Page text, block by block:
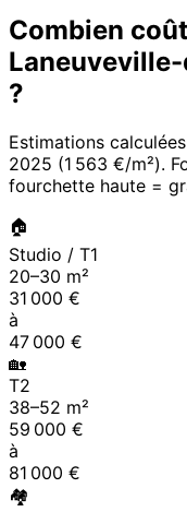
Combien
?
Estimations
2025 (1 563 €/m²).
fourchette haute =
🏠
Studio / T1
20–30 m²
31 000 €
à
47 000 €
🏡
T2
38–52 m²
59 000 €
à
81 000 €
🏘